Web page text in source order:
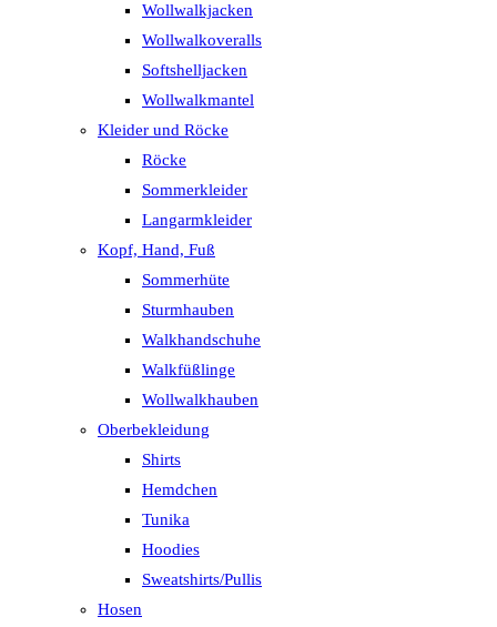
Wollwalkjacken
Wollwalkoveralls
Softshelljacken
Wollwalkmantel
Kleider und Röcke
Röcke
Sommerkleider
Langarmkleider
Kopf, Hand, Fuß
Sommerhüte
Sturmhauben
Walkhandschuhe
Walkfüßlinge
Wollwalkhauben
Oberbekleidung
Shirts
Hemdchen
Tunika
Hoodies
Sweatshirts/Pullis
Hosen